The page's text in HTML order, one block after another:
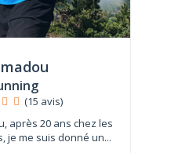
(15 avis)
après 20 ans chez les
je me suis donné un...